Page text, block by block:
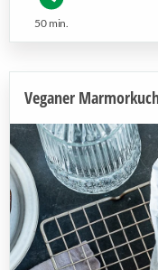
50 min.
Veganer